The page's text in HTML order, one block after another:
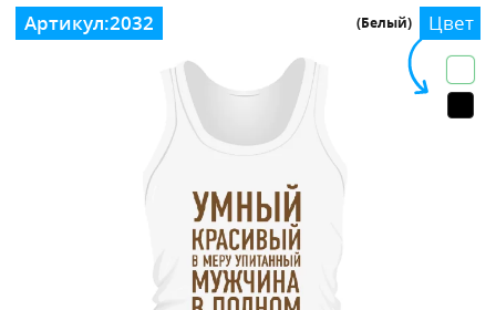
Цвет
(Белый)
Артикул:2032